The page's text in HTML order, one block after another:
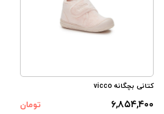
کتانی بچگانه vicco
۶,۸۵۴,۴۰۰
تومان